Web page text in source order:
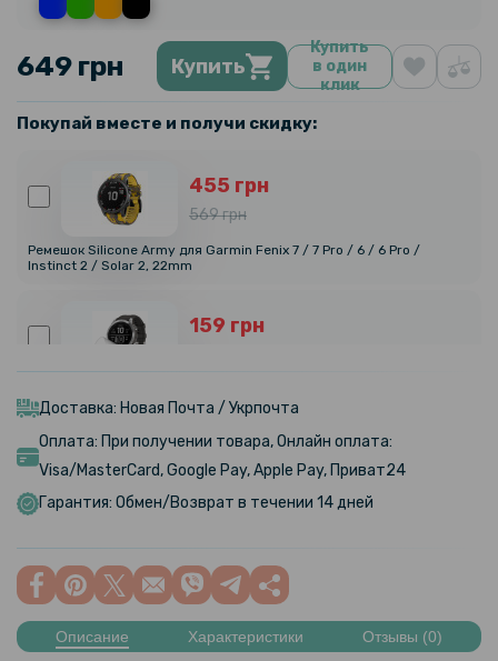
649 грн Купить
Купить
в один
клик
Покупай вместе и получи скидку:
455 грн
569 грн
Ремешок Silicone Army для Garmin Fenix 7 / 7 Pro / 6 / 6 Pro /
Instinct 2 / Solar 2, 22mm
159 грн
Fenix 7 (3 шт), Transparent
159 грн
199 грн
Fenix 7X (6 шт), Transparent
159 грн
199 грн
Доставка: Новая Почта / Укрпочта
Оплата: При получении товара, Онлайн оплата:
Visa/MasterCard, Google Pay, Apple Pay, Приват24
Гарантия: Обмен/Возврат в течении 14 дней
Описание Характеристики Отзывы (0)